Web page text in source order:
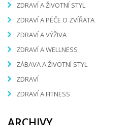
ZDRAVÍ A ŽIVOTNÍ STYL
ZDRAVÍ A PÉČE O ZVÍŘATA
ZDRAVÍ A VÝŽIVA
ZDRAVÍ A WELLNESS
ZÁBAVA A ŽIVOTNÍ STYL
ZDRAVÍ
ZDRAVÍ A FITNESS